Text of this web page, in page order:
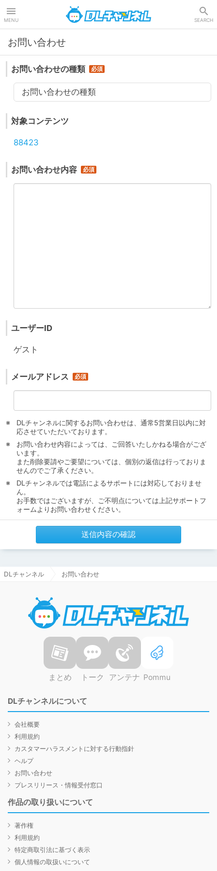
MENU SEARCH
お問い合わせ
お問い合わせの種類
お問い合わせの種類
対象コンテンツ
88423
お問い合わせ内容
ユーザーID
ゲスト
メールアドレス
DLチャンネルに関するお問い合わせは、通常5営業日以内に対
応させていただいております。
お問い合わせ内容によっては、ご回答いたしかねる場合がござ
います。
また削除要請やご要望については、個別の返信は行っておりま
せんのでご了承ください。
DLチャンネルでは電話によるサポートには対応しておりませ
ん。
お手数ではございますが、ご不明点については上記サポートフ
ォームよりお問い合わせください。
送信内容の確認
DLチャンネル お問い合わせ
まとめ トーク アンテナ Pommu
DLチャンネルについて
会社概要
利用規約
カスタマーハラスメントに対する行動指針
ヘルプ
お問い合わせ
プレスリリース・情報受付窓口
作品の取り扱いについて
著作権
利用規約
特定商取引法に基づく表示
個人情報の取扱いについて